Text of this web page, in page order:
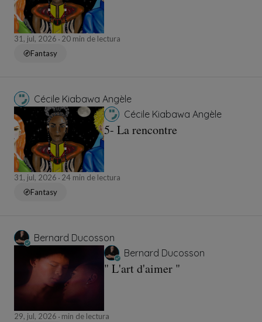
31, jul, 2026
20 min de lectura
Fantasy
Cécile Kiabawa Angèle
Cécile Kiabawa Angèle
5- La rencontre
31, jul, 2026
24 min de lectura
Fantasy
Bernard Ducosson
Bernard Ducosson
" L'art d'aimer "
29, jul, 2026
min de lectura